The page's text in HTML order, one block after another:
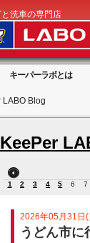
洗車の専門店
キーパーラボとは
LABO Blog
KeePer
1 2 3 4 5 6 7
2026年05月31日(
うどん市